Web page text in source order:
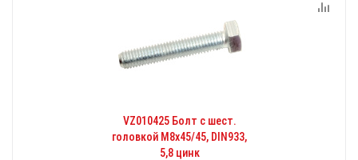
VZ010425 Болт с шест.
головкой М8x45/45, DIN933,
5,8 цинк